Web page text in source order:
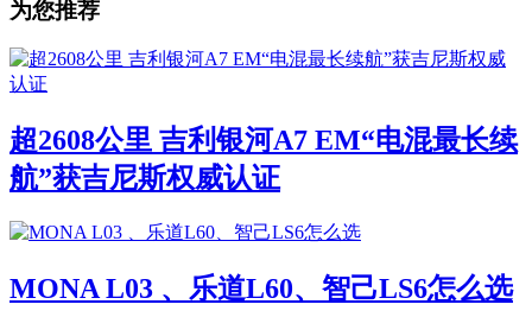
为您推荐
超2608公里 吉利银河A7 EM“电混最长续
航”获吉尼斯权威认证
MONA L03 、乐道L60、智己LS6怎么选